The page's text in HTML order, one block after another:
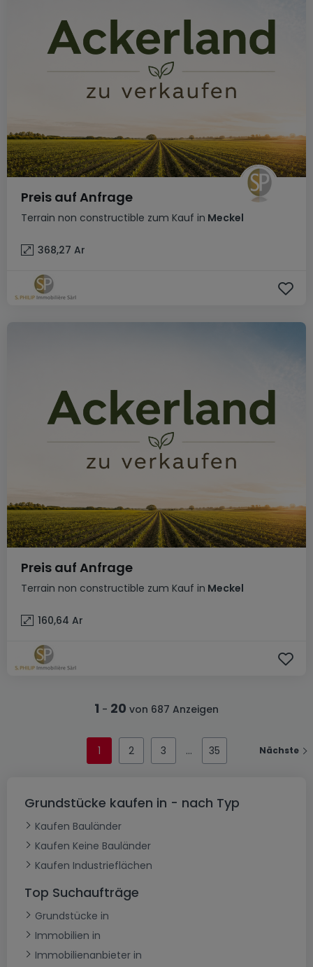
Terrain non constructible zum Kauf in Meckel
Preis auf Anfrage
368,27 Ar
Terrain non constructible zum Kauf in Meckel
Preis auf Anfrage
160,64 Ar
1 - 20 von 687 Anzeigen
1 2 3 35 Nächste
Grundstücke kaufen in - nach Typ
Kaufen Bauländer
Kaufen Keine Bauländer
Kaufen Industrieflächen
Top Suchaufträge
Grundstücke in
Immobilien in
Immobilienanbieter in